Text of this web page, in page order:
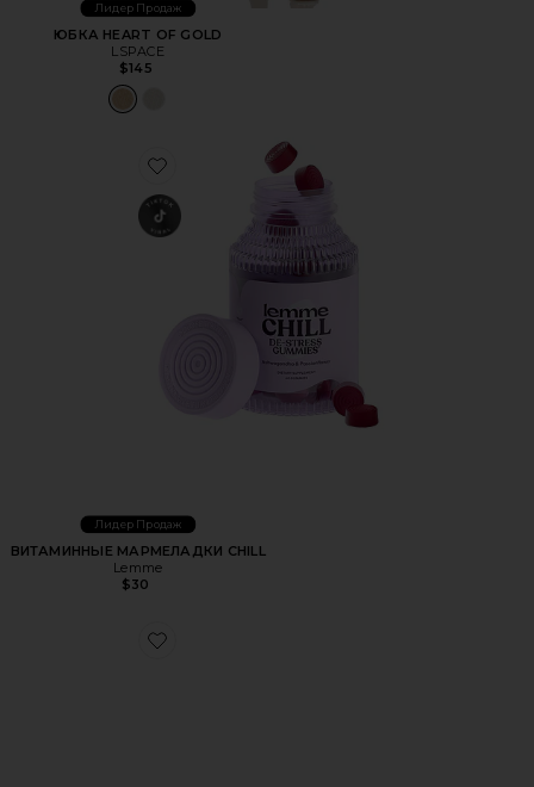
Лидер Продаж
ЮБКА HEART OF GOLD
LSPACE
$145
Favorite ВИТАМИННЫЕ МАРМЕЛАДКИ CHILL
Лидер Продаж
ВИТАМИННЫЕ МАРМЕЛАДКИ CHILL
Lemme
$30
Favorite КРОССОВКИ XT-WHISPER